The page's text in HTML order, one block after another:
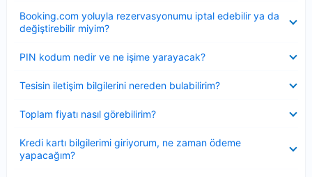
Booking.com yoluyla rezervasyonumu iptal edebilir ya da
değiştirebilir miyim?
PIN kodum nedir ve ne işime yarayacak?
Tesisin iletişim bilgilerini nereden bulabilirim?
Toplam fiyatı nasıl görebilirim?
Kredi kartı bilgilerimi giriyorum, ne zaman ödeme
yapacağım?